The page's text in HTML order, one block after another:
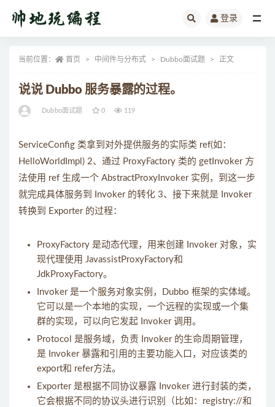
登录
当前位置： 首页 中间件与分布式 Dubbo面试题 正文
说说 Dubbo 服务暴露的过程。
Dubbo面试题 0 119
ServiceConfig 类拿到对外提供服务的实际类 ref(如：
HelloWorldImpl) 2、通过 ProxyFactory 类的 getInvoker 方
法使用 ref 生成一个 AbstractProxyInvoker 实例，到这一步
就完成具体服务到 Invoker 的转化 3、接下来就是 Invoker
转换到 Exporter 的过程：
ProxyFactory 是动态代理，用来创建 Invoker 对象，实
现代理使用 JavassistProxyFactory和
JdkProxyFactory。
Invoker 是一个服务对象实例，Dubbo 框架的实体域。
它可以是一个本地的实现，一个远程的实现或一个集
群的实现，可以向它发起 Invoker 调用。
Protocol 是服务域，负责 Invoker 的生命周期管理，
是 Invoker 暴露和引用的主要功能入口，对应该类的
export和 refer方法。
Exporter 是根据不同协议暴露 Invoker 进行封装的类，
它会根据不同的协议头进行识别（比如：registry://和